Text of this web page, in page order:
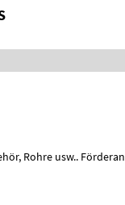
Verkaufe gut erhaltenes Gebläse, Zubehör,